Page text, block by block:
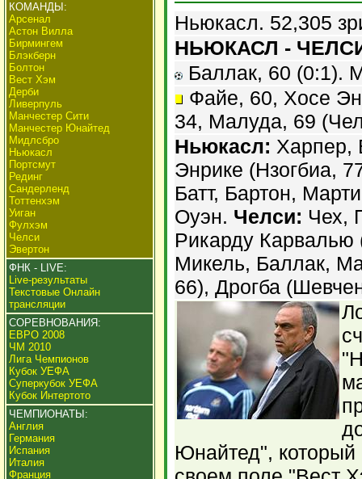
КОМАНДЫ:
Арсенал
Астон Вилла
Бирмингем
Блэкберн
Болтон
Вест Хэм
Дерби
Ливерпуль
Манчестер Сити
Манчестер Юнайтед
Мидлсбро
Ньюкасл
Портсмут
Рединг
Сандерленд
Тоттенхэм
Уиган
Фулхэм
Челси
Эвертон
ФНК - LIVE:
Live-результаты
Текстовые Онлайн
трансляции
СОРЕВНОВАНИЯ:
ЕВРО 2008
ЧМ 2010
Лига Чемпионов
Кубок УЕФА
Суперкубок УЕФА
Кубок Интертото
ЧЕМПИОНАТЫ:
Англия
Германия
Испания
Италия
Франция
Ньюкасл. 52,305
НЬЮКАСЛ -
Баллак, 60 (0:1).
Файе, 60, Хосе
34, Малуда, 69
Ньюкасл: Харпер,
Энрике (Нзогбиа,
Батт, Бартон,
Оуэн. Челси: Чех,
Рикарду
Микель, Баллак,
66), Дрогба
Юнайтед", который